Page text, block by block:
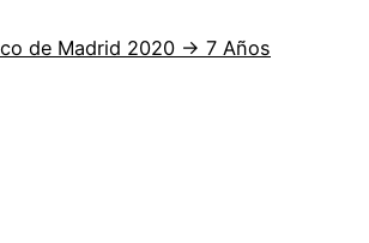
de Madrid 2020 → 7 Años